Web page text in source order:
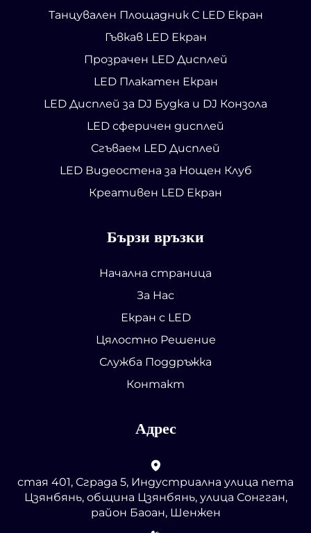
Танцувален Площадник С LED Екран
Гъвкав LED Екран
Прозрачен LED Дисплей
LED Плакатен Екран
LED Дисплей за DJ Будка и DJ Конзола
LED сферичен дисплей
Сгъваем LED Дисплей
LED Видеостена за Нощен Клуб
Креативен LED Екран
Бързи връзки
Начална страница
За Нас
Екран с LED
Цялостно Решение
Служба Поддръжка
Контакт
Адрес
стая 401, Сграда 5, Индустриална улица пета
Цзянбянь, община Цзянбянь, улица Сонгган,
район Баоан, Шенжен